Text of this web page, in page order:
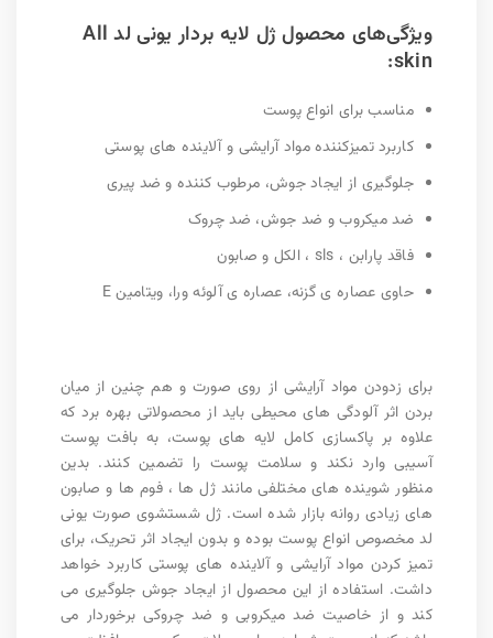
ویژگی‌های محصول ژل لایه بردار یونی لد All
skin:
مناسب برای انواع پوست
کاربرد تمیزکننده مواد آرایشی و آلاینده های پوستی
جلوگیری از ایجاد جوش، مرطوب کننده و ضد پیری
ضد میکروب و ضد جوش، ضد چروک
فاقد پارابن ، sls ، الکل و صابون
حاوی عصاره ی گزنه، عصاره ی آلوئه ورا، ویتامین E
برای زدودن مواد آرایشی از روی صورت و هم چنین از میان
بردن اثر آلودگی های محیطی باید از محصولاتی بهره برد که
علاوه بر پاکسازی کامل لایه های پوست، به بافت پوست
آسیبی وارد نکند و سلامت پوست را تضمین کنند. بدین
منظور شوینده های مختلفی مانند ژل ها ، فوم ها و صابون
های زیادی روانه بازار شده است. ژل شستشوی صورت یونی
لد مخصوص انواع پوست بوده و بدون ایجاد اثر تحریک، برای
تمیز کردن مواد آرایشی و آلاینده های پوستی کاربرد خواهد
داشت. استفاده از این محصول از ایجاد جوش جلوگیری می
کند و از خاصیت ضد میکروبی و ضد چروکی برخوردار می